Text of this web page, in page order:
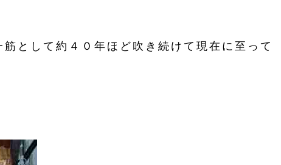
として約４０年ほど吹き続けて現在に至って